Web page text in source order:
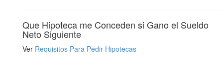
Que Hipoteca me Conceden si Gano el Sueldo
Neto Siguiente
Ver Requisitos Para Pedir Hipotecas